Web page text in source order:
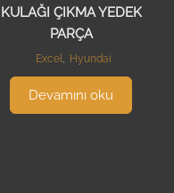
KULAĞI ÇIKMA YEDEK
PARÇA
Excel, Hyundai
Devamını oku